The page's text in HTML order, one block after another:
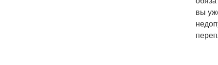
вы